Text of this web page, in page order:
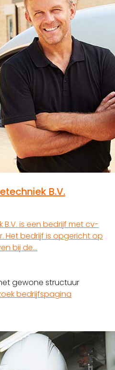
B.V.
is een bedrijf met cv-
Het bedrijf is opgericht op
bij de…
gewone structuur
bedrijfspagina